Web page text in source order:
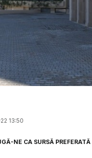
13:50
NE CA SURSĂ PREFERATĂ